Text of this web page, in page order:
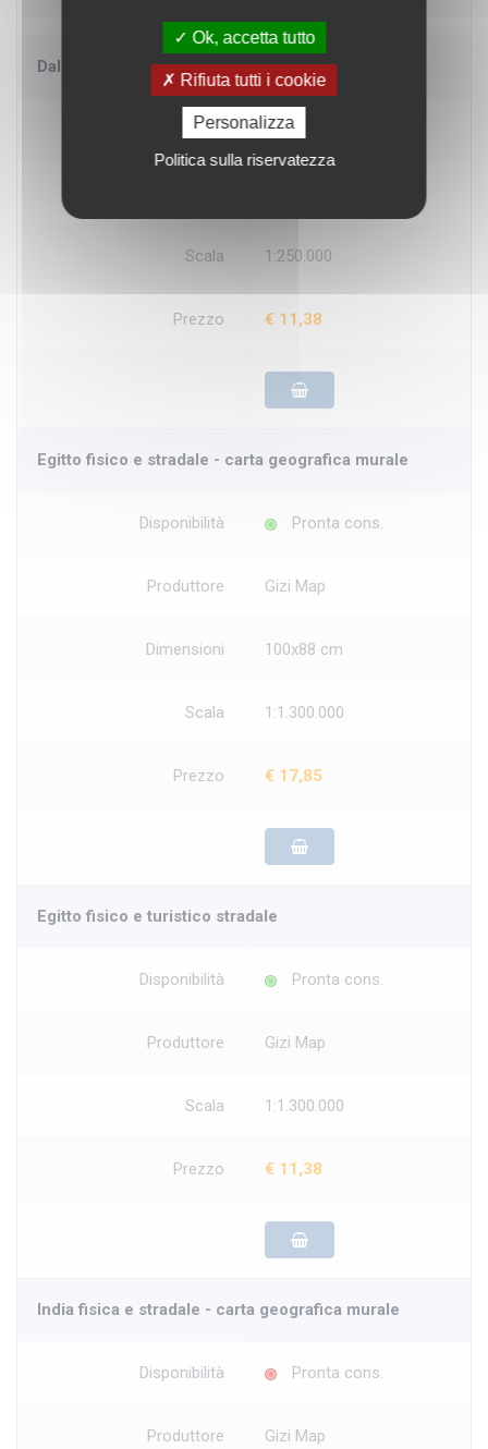
Dalmazia Istria fisica e turistico stradale
Disponibilità Pronta cons.
Scala 1:250.000
Prezzo € 11,38
Egitto fisico e stradale - carta geografica murale
Disponibilità Pronta cons.
Produttore Gizi Map
Dimensioni 100x88 cm
Scala 1:1.300.000
Prezzo € 17,85
Egitto fisico e turistico stradale
Disponibilità Pronta cons.
Produttore Gizi Map
Scala 1:1.300.000
Prezzo € 11,38
India fisica e stradale - carta geografica murale
Disponibilità Pronta cons.
Produttore Gizi Map
Ok, accetta tutto
Rifiuta tutti i cookie
Personalizza
Politica sulla riservatezza